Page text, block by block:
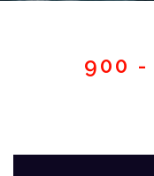
900 -